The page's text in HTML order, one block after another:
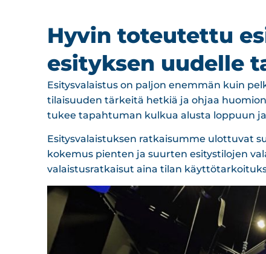
Hyvin toteutettu
esityksen uudelle
Esitysvalaistus on paljon enemmän kuin
tilaisuuden tärkeitä hetkiä ja ohjaa
tukee tapahtuman kulkua alusta loppuun
Esitysvalaistuksen ratkaisumme ulottuvat
kokemus pienten ja suurten esitystilojen
valaistusratkaisut aina tilan